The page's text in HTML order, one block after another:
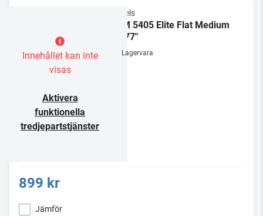
Innehållet kan inte
visas
Aktivera
funktionella
tredjepartstjänster
Vogels
TVM 5405 Elite Flat Medium
32-77"
Lagervara
899 kr
Jämför